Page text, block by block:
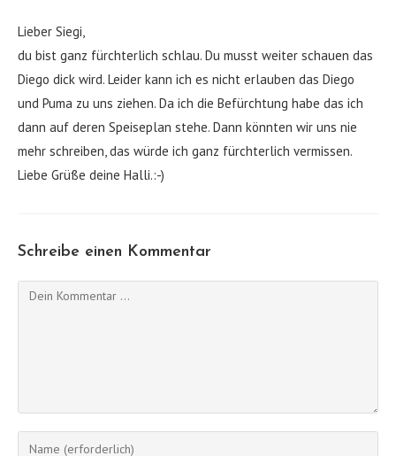
Lieber Siegi,
du bist ganz fürchterlich schlau. Du musst weiter schauen das
Diego dick wird. Leider kann ich es nicht erlauben das Diego
und Puma zu uns ziehen. Da ich die Befürchtung habe das ich
dann auf deren Speiseplan stehe. Dann könnten wir uns nie
mehr schreiben, das würde ich ganz fürchterlich vermissen.
Liebe Grüße deine Halli.:-)
Schreibe einen Kommentar
Kommentieren
Gib